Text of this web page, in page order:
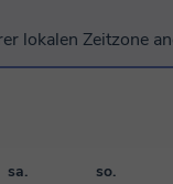
lokalen Zeitzone
sa. so.